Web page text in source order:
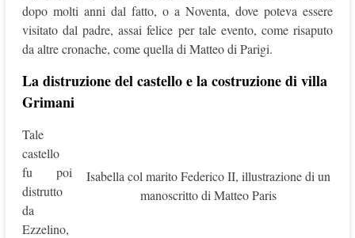
dopo molti anni dal fatto, o a Noventa, dove poteva essere
visitato dal padre, assai felice per tale evento, come risaputo
da altre cronache, come quella di Matteo di Parigi.
La distruzione del castello e la costruzione di villa
Grimani
Isabella col marito Federico II, illustrazione di un
manoscritto di Matteo Paris
Tale
castello
fu poi
distrutto
da
Ezzelino,